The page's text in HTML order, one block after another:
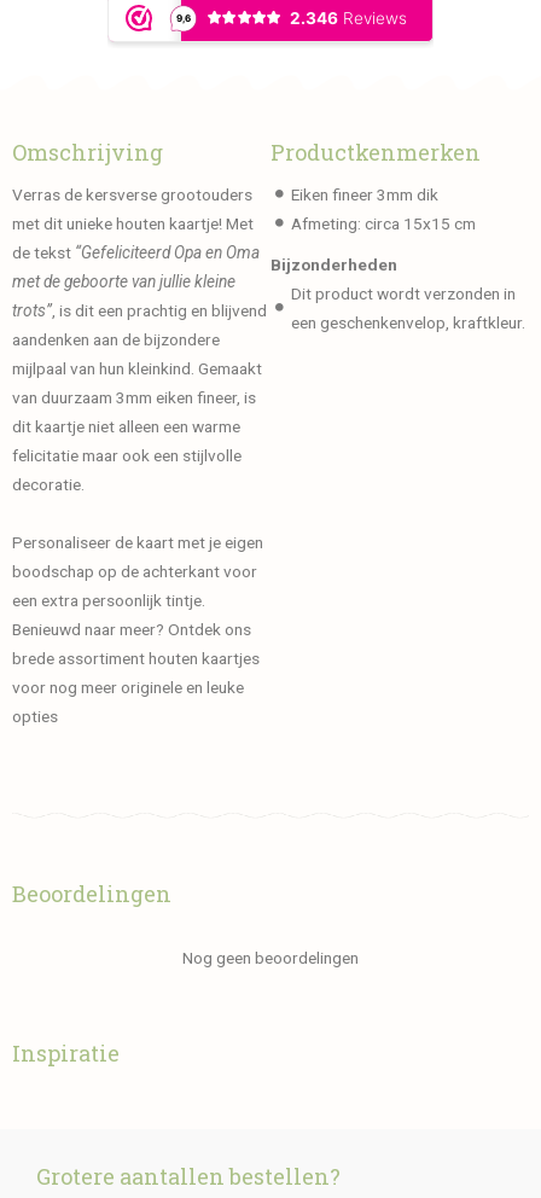
Omschrijving
Verras de kersverse grootouders
met dit unieke houten kaartje! Met
de tekst “Gefeliciteerd Opa en Oma
met de geboorte van jullie kleine
trots”, is dit een prachtig en blijvend
aandenken aan de bijzondere
mijlpaal van hun kleinkind. Gemaakt
van duurzaam 3mm eiken fineer, is
dit kaartje niet alleen een warme
felicitatie maar ook een stijlvolle
decoratie.
Personaliseer de kaart met je eigen
boodschap op de achterkant voor
een extra persoonlijk tintje.
Benieuwd naar meer? Ontdek ons
brede assortiment houten kaartjes
voor nog meer originele en leuke
opties
Productkenmerken
Eiken fineer 3mm dik
Afmeting: circa 15x15 cm
Bijzonderheden
Dit product wordt verzonden in
een geschenkenvelop, kraftkleur.
Beoordelingen
Nog geen beoordelingen
Inspiratie
Grotere aantallen bestellen?